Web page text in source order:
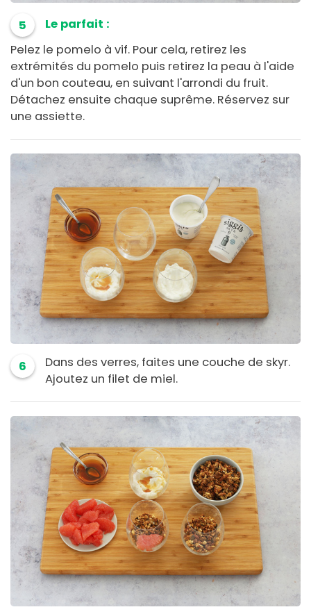
5
Le parfait :
Pelez le pomelo à vif. Pour cela, retirez les
extrémités du pomelo puis retirez la peau à l'aide
d'un bon couteau, en suivant l'arrondi du fruit.
Détachez ensuite chaque suprême. Réservez sur
une assiette.
6
Dans des verres, faites une couche de skyr.
Ajoutez un filet de miel.